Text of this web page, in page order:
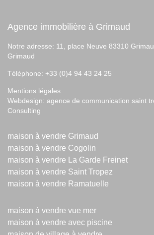
Agence immobilière à Grimaud
Notre adresse: 11, place Neuve 83310
Grimaud
Téléphone: +33 (0)4 94 43 24 25
Mentions légales
Webdesign: agence de communication saint
Consulting
maison à vendre Grimaud
maison à vendre Cogolin
maison à vendre La Garde Freinet
maison à vendre Saint Tropez
maison à vendre Ramatuelle
maison à vendre vue mer
maison à vendre avec piscine